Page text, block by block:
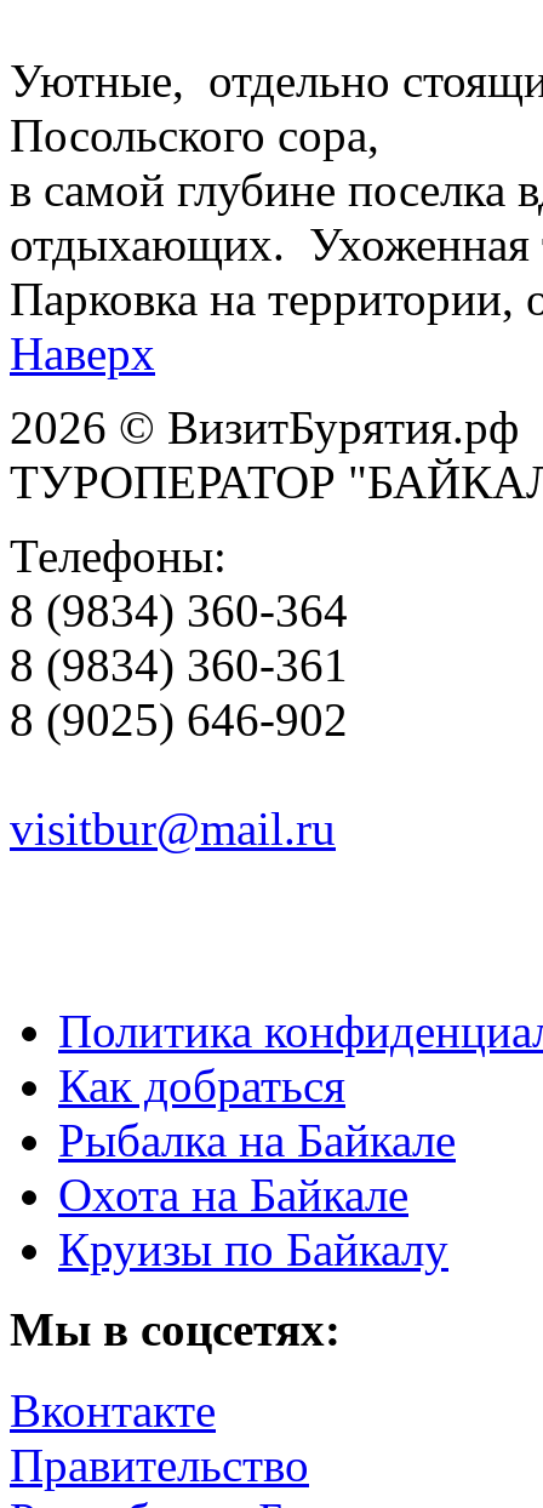
Уютные, отдельно
Посольского сора,
в самой глубине поселка
отдыхающих. Ухоженная
Парковка на территории,
Наверх
2026 © ВизитБурятия.рф
ТУРОПЕРАТОР
Телефоны:
8 (9834) 360-364
8 (9834) 360-361
8 (9025) 646-902
visitbur@mail.ru
Политика
Как добраться
Рыбалка на Байкале
Охота на Байкале
Круизы по Байкалу
Мы в соцсетях:
Вконтакте
Правительство